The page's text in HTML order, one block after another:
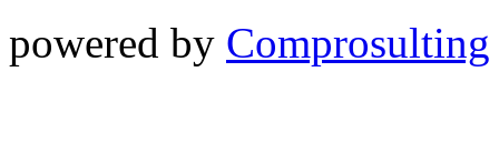
powered by Comprosulting